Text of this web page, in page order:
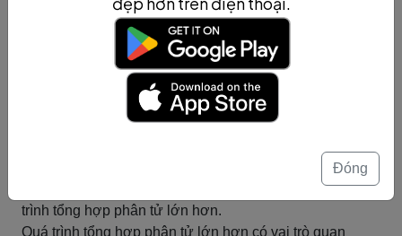
một phân tử mới.
Phương pháp tổng hợp đa bước phức tạp hơn và bao
gồm các phản ứng thụ động, phản ứng trung gian và
phản ứng xúc tác. Trong phản ứng thụ động, các phân
tử tương tác với một chất thụ động để tạo thành phân tử
lớn hơn. Trong phản ứng trung gian, các phân tử trung
hợp lại để tạo thành phân tử lớn hơn. Trong phản ứng
xúc tác, một chất xúc tác được sử dụng để tăng tốc quá
trình tổng hợp phân tử lớn hơn.
Quá trình tổng hợp phân tử lớn hơn có vai trò quan
Đóng